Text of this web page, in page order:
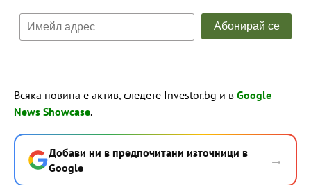
Всяка новина е актив, следете Investor.bg и в Google
News Showcase.
Добави ни в предпочитани източници в
Google
→